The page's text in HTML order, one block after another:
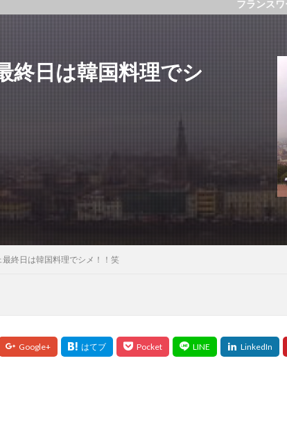
フランスワーホリ・語学学
終日は韓国料理でシ
最終日は韓国料理でシメ！！笑